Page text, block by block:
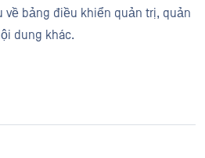
về bảng điều khiển quản trị, quản
dung khác.